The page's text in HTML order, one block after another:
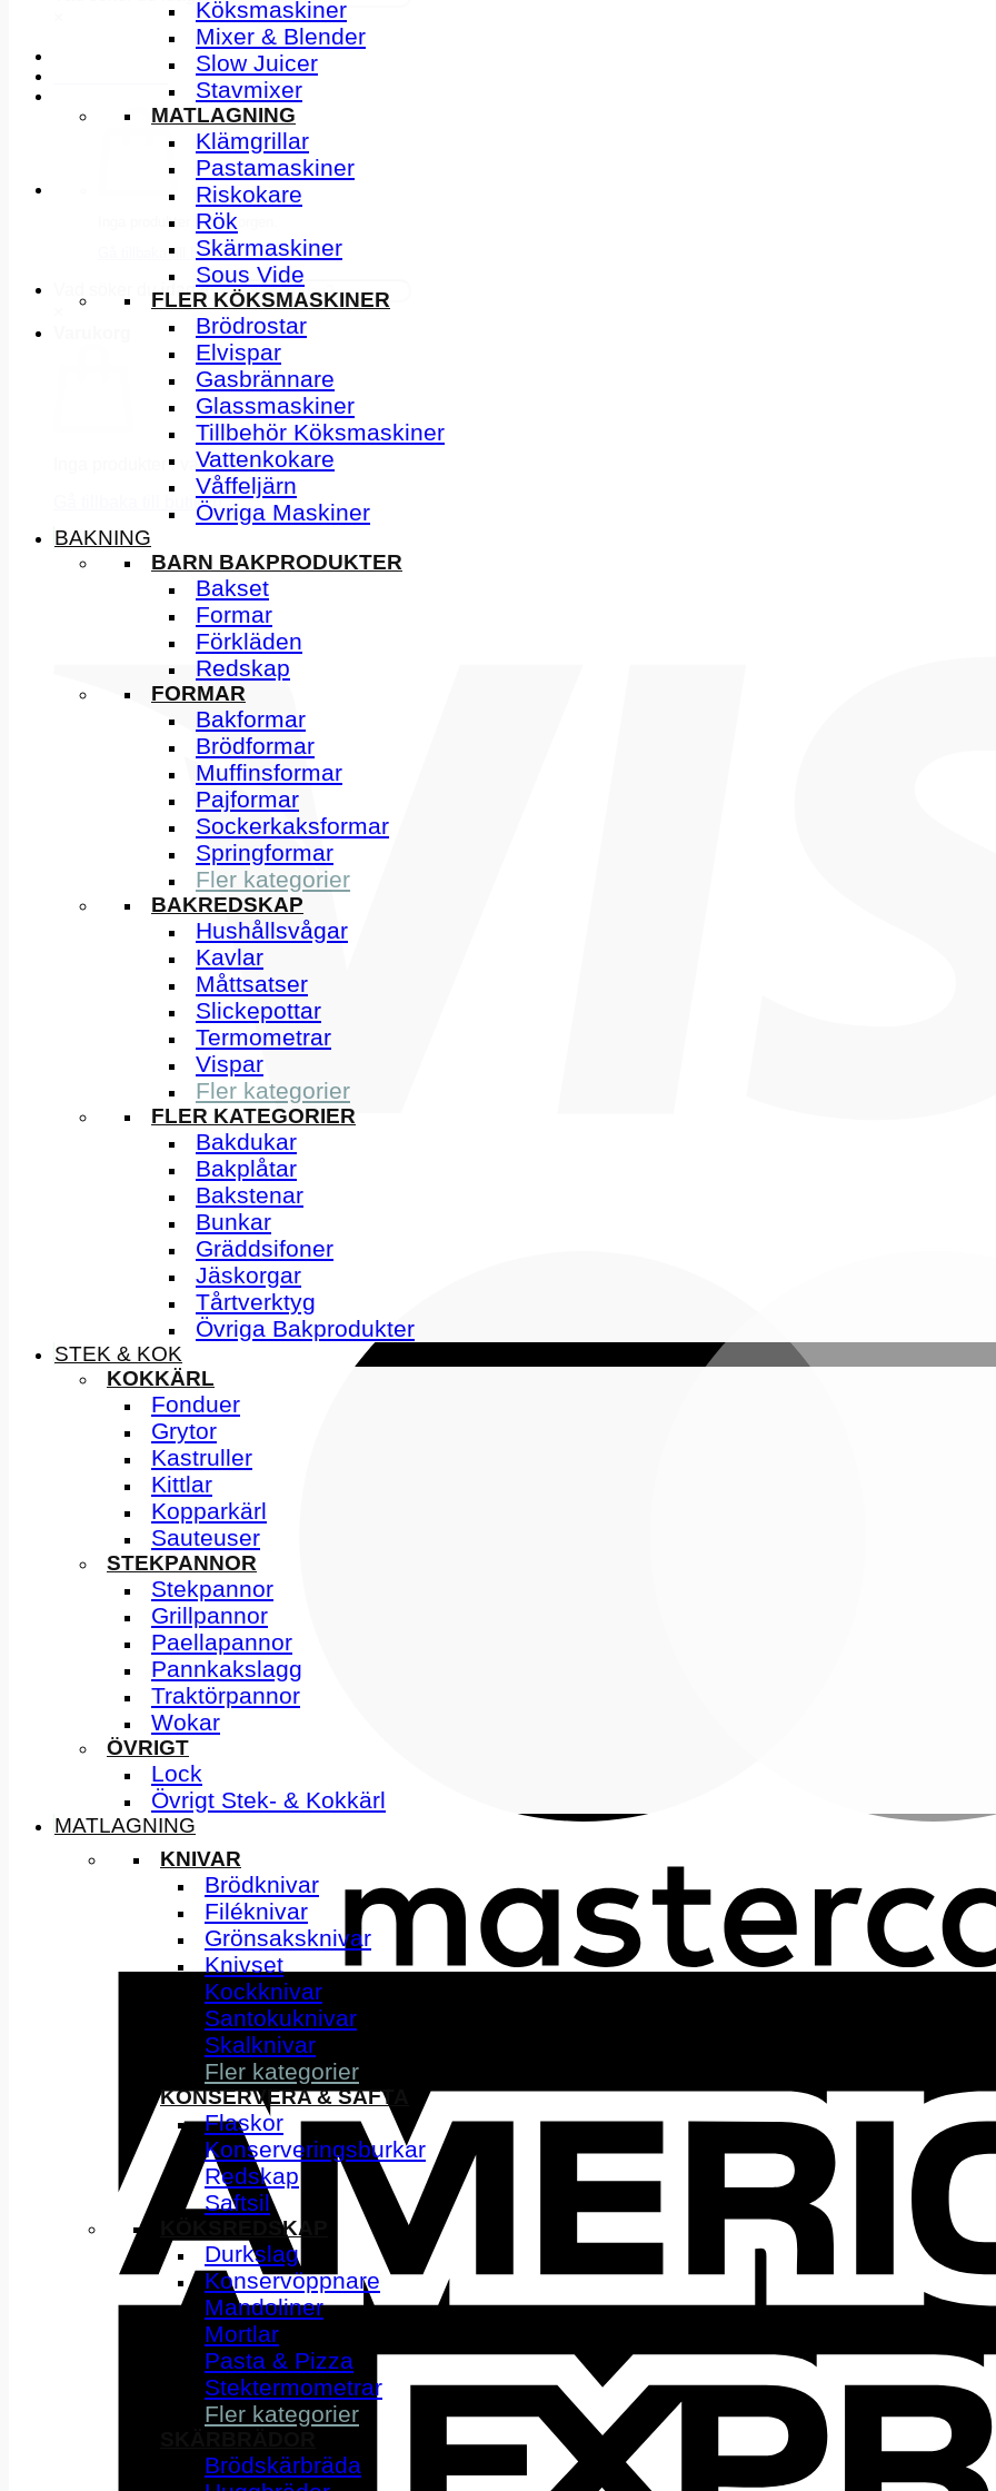
Inga produkter i varukorgen.
Gå tillbaka till butiken
Vad söker du idag?
Inga produkter i varukorgen.
Gå tillbaka till butiken
Köksmaskiner
Mixer & Blender
Slow Juicer
Stavmixer
MATLAGNING
Klämgrillar
Pastamaskiner
Riskokare
Rök
Skärmaskiner
Sous Vide
FLER KÖKSMASKINER
Brödrostar
Elvispar
Gasbrännare
Glassmaskiner
Tillbehör Köksmaskiner
Vattenkokare
Våffeljärn
Övriga Maskiner
BAKNING
BARN BAKPRODUKTER
Bakset
Formar
Förkläden
Redskap
FORMAR
Bakformar
Brödformar
Muffinsformar
Pajformar
Sockerkaksformar
Springformar
Fler kategorier
BAKREDSKAP
Hushållsvågar
Kavlar
Måttsatser
Slickepottar
Termometrar
Vispar
Fler kategorier
FLER KATEGORIER
Bakdukar
Bakplåtar
Bakstenar
Bunkar
Gräddsifoner
Jäskorgar
Tårtverktyg
Övriga Bakprodukter
STEK & KOK
KOKKÄRL
Fonduer
Grytor
Kastruller
Kittlar
Kopparkärl
Sauteuser
STEKPANNOR
Stekpannor
Grillpannor
Paellapannor
Pannkakslagg
Traktörpannor
Wokar
ÖVRIGT
Lock
Övrigt Stek- & Kokkärl
MATLAGNING
KNIVAR
Brödknivar
Filéknivar
Grönsaksknivar
Knivset
Kockknivar
Santokuknivar
Skalknivar
Fler kategorier
KONSERVERA & SAFTA
Flaskor
Konserveringsburkar
Redskap
Saftsil
KÖKSREDSKAP
Durkslag
Konservöppnare
Mandoliner
Mortlar
Pasta & Pizza
Stektermometrar
Fler kategorier
Brödskärbräda